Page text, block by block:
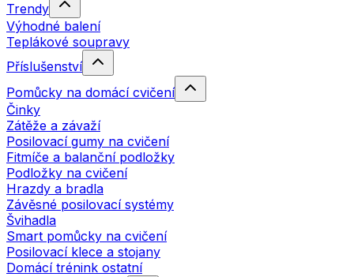
Trendy
Výhodné balení
Teplákové soupravy
Příslušenství
Pomůcky na domácí cvičení
Činky
Zátěže a závaží
Posilovací gumy na cvičení
Fitmíče a balanční podložky
Podložky na cvičení
Hrazdy a bradla
Závěsné posilovací systémy
Švihadla
Smart pomůcky na cvičení
Posilovací klece a stojany
Domácí trénink ostatní